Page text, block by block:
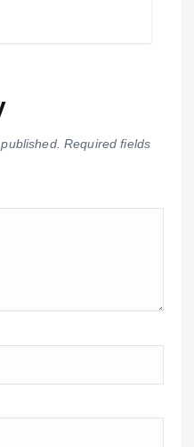
Required fields